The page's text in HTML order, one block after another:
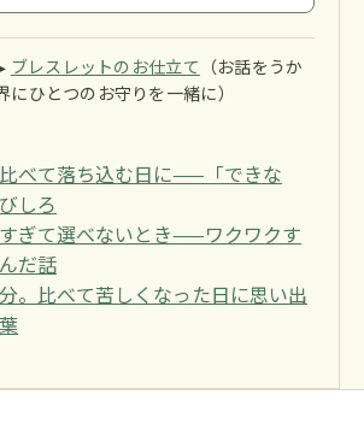
ブレスレットのお仕立て （お話をうか
ひとつのお守りを一緒に）
べて落ち込む日に——「できな
しろ
ぎて選べないとき——ワクワクす
だ話
。比べて苦しくなった日に思い出